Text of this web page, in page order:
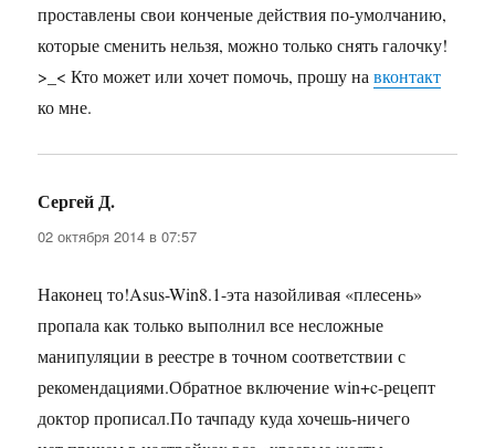
проставлены свои конченые действия по-умолчанию,
которые сменить нельзя, можно только снять галочку!
>_< Кто может или хочет помочь, прошу навконтакт
ко мне.
Сергей Д.
02 октября 2014 в 07:57
Наконец то!Asus-Win8.1-эта назойливая «плесень»
пропала как только выполнил все несложные
манипуляции в реестре в точном соответствии с
рекомендациями.Обратное включение win+c-рецепт
доктор прописал.По тачпаду куда хочешь-ничего